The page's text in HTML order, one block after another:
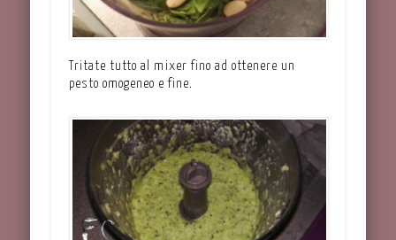
Tritate tutto al mixer fino ad ottenere un
pesto omogeneo e fine.